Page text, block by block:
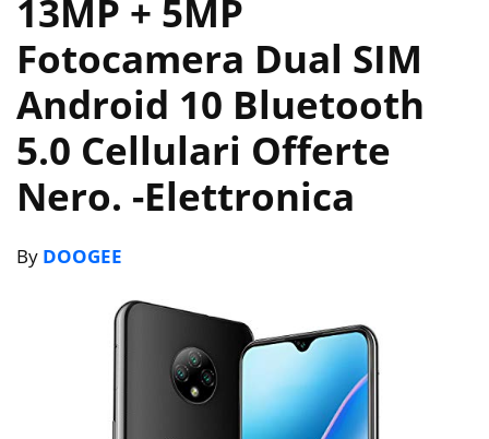
13MP + 5MP
Fotocamera Dual SIM
Android 10 Bluetooth
5.0 Cellulari Offerte
Nero. -Elettronica
By DOOGEE